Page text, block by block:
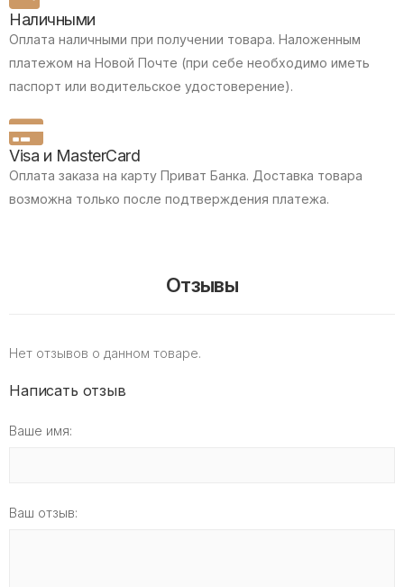
Наличными
Оплата наличными при получении товара. Наложенным
платежом на Новой Почте (при себе необходимо иметь
паспорт или водительское удостоверение).
Visa и MasterCard
Оплата заказа на карту Приват Банка. Доставка товара
возможна только после подтверждения платежа.
Отзывы
Нет отзывов о данном товаре.
Написать отзыв
Ваше имя:
Ваш отзыв: